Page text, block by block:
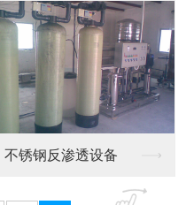
荣华荣